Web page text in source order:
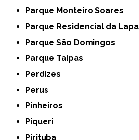
Parque Monteiro Soares
Parque Residencial da Lapa
Parque São Domingos
Parque Taipas
Perdizes
Perus
Pinheiros
Piqueri
Pirituba